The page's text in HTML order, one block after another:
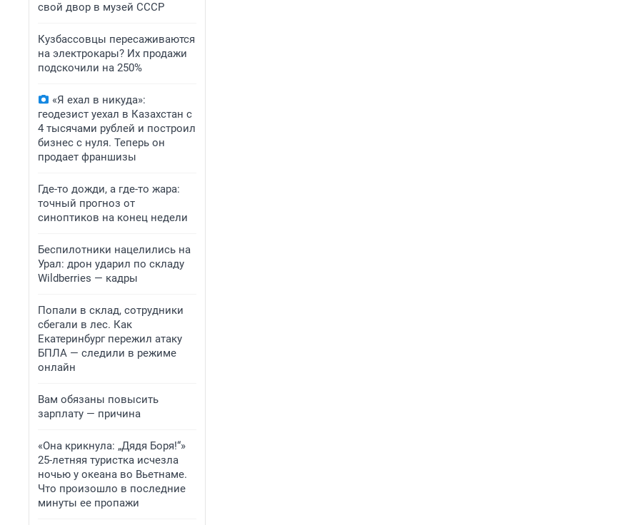
свой двор в музей СССР
Кузбассовцы пересаживаются
на электрокары? Их продажи
подскочили на 250%
«Я ехал в никуда»:
геодезист уехал в Казахстан с
4 тысячами рублей и построил
бизнес с нуля. Теперь он
продает франшизы
Где-то дожди, а где-то жара:
точный прогноз от
синоптиков на конец недели
Беспилотники нацелились на
Урал: дрон ударил по складу
Wildberries — кадры
Попали в склад, сотрудники
сбегали в лес. Как
Екатеринбург пережил атаку
БПЛА — следили в режиме
онлайн
Вам обязаны повысить
зарплату — причина
«Она крикнула: „Дядя Боря!“»
25-летняя туристка исчезла
ночью у океана во Вьетнаме.
Что произошло в последние
минуты ее пропажи